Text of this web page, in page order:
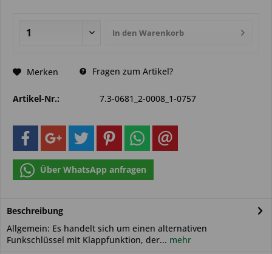
In den Warenkorb
Merken Fragen zum Artikel?
Artikel-Nr.: 7.3-0681_2-0008_1-0757
Über WhatsApp anfragen
Beschreibung
Allgemein: Es handelt sich um einen alternativen
Funkschlüssel mit Klappfunktion, der... mehr